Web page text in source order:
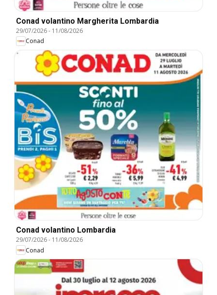
Conad volantino Margherita Lombardia
29/07/2026- 11/08/2026
Conad
Conad volantino Lombardia
29/07/2026- 11/08/2026
Conad